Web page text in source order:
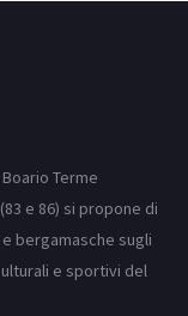
Terme
e 86) si propone di
bergamasche sugli
e sportivi del